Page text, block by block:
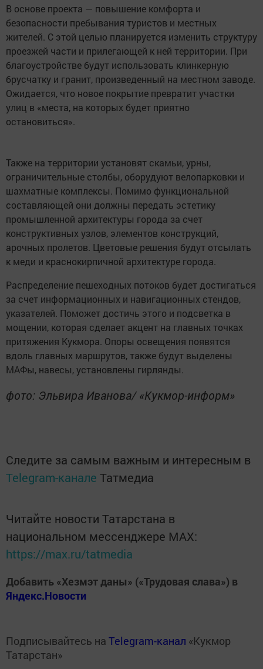
В основе проекта — повышение комфорта и
безопасности пребывания туристов и местных
жителей. С этой целью планируется изменить структуру
проезжей части и прилегающей к ней территории. При
благоустройстве будут использовать клинкерную
брусчатку и гранит, произведенный на местном заводе.
Ожидается, что новое покрытие превратит участки
улиц в «места, на которых будет приятно
остановиться».
Также на территории установят скамьи, урны,
ограничительные столбы, оборудуют велопарковки и
шахматные комплексы. Помимо функциональной
составляющей они должны передать эстетику
промышленной архитектуры города за счет
конструктивных узлов, элементов конструкций,
арочных пролетов. Цветовые решения будут отсылать
к меди и краснокирпичной архитектуре города.
Распределение пешеходных потоков будет достигаться
за счет информационных и навигационных стендов,
указателей. Поможет достичь этого и подсветка в
мощении, которая сделает акцент на главных точках
притяжения Кукмора. Опоры освещения появятся
вдоль главных маршрутов, также будут выделены
МАФы, навесы, установлены гирлянды.
фото: Эльвира Иванова/ «Кукмор-информ»
Следите за самым важным и интересным в
Telegram-канале Татмедиа
Читайте новости Татарстана в
национальном мессенджере MАХ:
https://max.ru/tatmedia
Добавить «Хезмэт даны» («Трудовая слава») в
Яндекс.Новости
Подписывайтесь на Telegram-канал «Кукмор
Татарстан»